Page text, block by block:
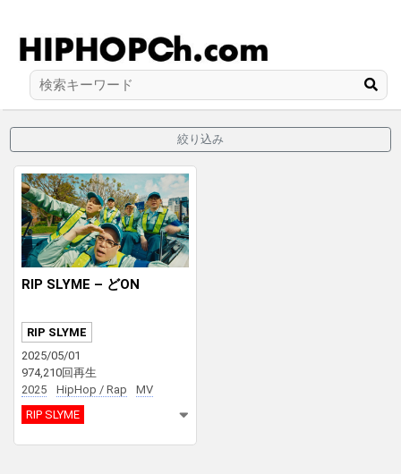
絞り込み
RIP SLYME – どON
RIP SLYME
2025/05/01
974,210回再生
2025
HipHop / Rap
MV
RIP SLYME